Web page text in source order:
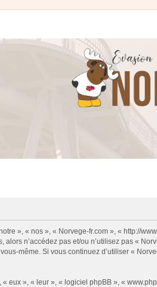
», « nos », « Norvege-fr.com », « http://
n’accédez pas et/ou n’utilisez pas «
même. Si vous continuez d’utiliser «
eux », « leur », « logiciel phpBB », «